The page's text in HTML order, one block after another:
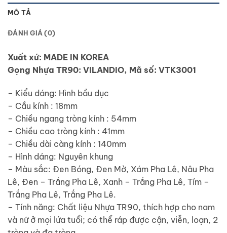
MÔ TẢ
ĐÁNH GIÁ (0)
Xuất xứ: MADE IN KOREA
Gọng Nhựa TR90: VILANDIO, Mã số: VTK3001
– Kiểu dáng: Hình bầu dục
– Cầu kính : 18mm
– Chiều ngang tròng kính : 54mm
– Chiều cao tròng kính : 41mm
– Chiều dài càng kính : 140mm
– Hình dáng: Nguyên khung
– Màu sắc: Đen Bóng, Đen Mờ, Xám Pha Lê, Nâu Pha
Lê, Đen – Trắng Pha Lê, Xanh – Trắng Pha Lê, Tím –
Trắng Pha Lê, Trắng Pha Lê.
– Tính năng: Chất liệu Nhựa TR90, thích hợp cho nam
và nữ ở mọi lứa tuổi; có thể ráp được cận, viễn, loạn, 2